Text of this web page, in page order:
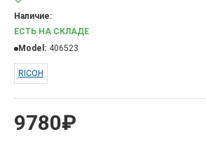
9780₽
Наличие:
ЕСТЬ НА СКЛАДЕ
Model: 406523
RICOH